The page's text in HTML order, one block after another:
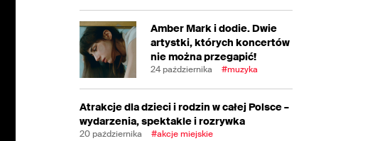
Amber Mark i dodie. Dwie
artystki, których koncertów
nie można przegapić!
24 października #muzyka
Atrakcje dla dzieci i rodzin w całej Polsce –
wydarzenia, spektakle i rozrywka
20 października #akcje miejskie